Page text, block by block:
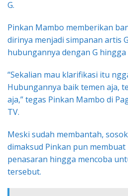
G.
Pinkan Mambo memberikan
dirinya menjadi simpanan artis
hubungannya dengan G
“Sekalian mau klarifikasi itu
Hubungannya baik temen aja,
aja,” tegas Pinkan Mambo di
TV.
Meski sudah membantah,
dimaksud Pinkan pun
penasaran hingga mencoba
tersebut.